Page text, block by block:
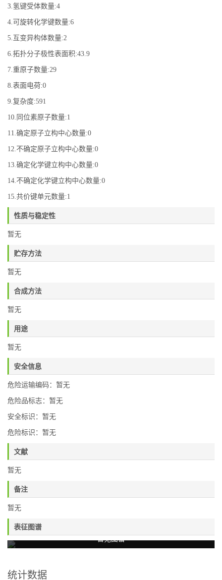
3.氢键受体数量:4
4.可旋转化学键数量:6
5.互变异构体数量:2
6.拓扑分子极性表面积:43.9
7.重原子数量:29
8.表面电荷:0
9.复杂度:591
10.同位素原子数量:1
11.确定原子立构中心数量:0
12.不确定原子立构中心数量:0
13.确定化学键立构中心数量:0
14.不确定化学键立构中心数量:0
15.共价键单元数量:1
性质与稳定性
暂无
贮存方法
暂无
合成方法
暂无
用途
暂无
安全信息
危险运输编码：暂无
危险品标志：暂无
安全标识：暂无
危险标识：暂无
文献
暂无
备注
暂无
表征图谱
暂无图谱
统计数据